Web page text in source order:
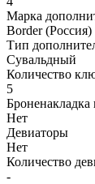
Марка
Border (Россия)
Тип
Сувальдный
Количество
5
Броненакладка
Нет
Девиаторы
Нет
Количество
-